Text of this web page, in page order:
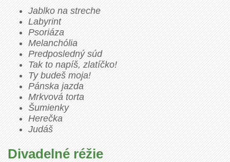
Jablko na streche
Labyrint
Psoriáza
Melanchólia
Predposledný súd
Tak to napíš, zlatíčko!
Ty budeš moja!
Pánska jazda
Mrkvová torta
Šumienky
Herečka
Judáš
Divadelné réžie